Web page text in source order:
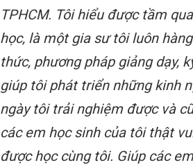
TPHCM. Tôi hiểu được tầm
học, là một gia sư tôi luôn
thức, phương pháp giảng dạy,
giúp tôi phát triển những kinh
ngày tôi trải nghiệm được và
các em học sinh của tôi thật
được học cùng tôi. Giúp các